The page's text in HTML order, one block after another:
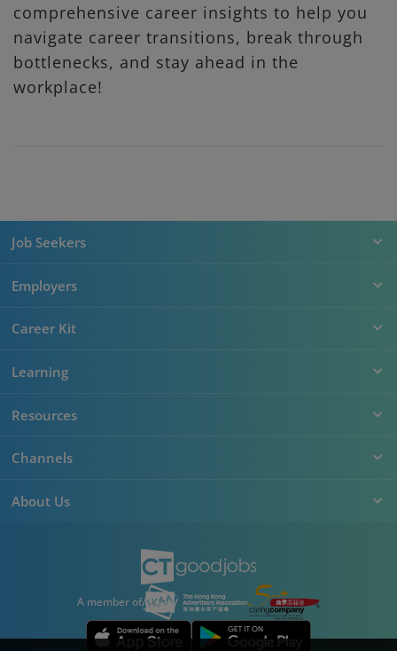
comprehensive career insights to help you
navigate career transitions, break through
bottlenecks, and stay ahead in the
workplace!
Job Seekers
Employers
Career Kit
Learning
Resources
Channels
About Us
A member of